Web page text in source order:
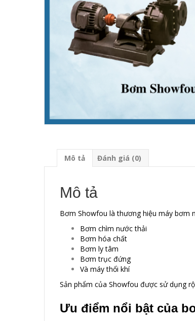
Mô tả Đánh giá (0)
Mô tả
Bơm Showfou là thương hiệu máy bơm
Bơm chìm nước thải
Bơm hóa chất
Bơm ly tâm
Bơm trục đứng
Và máy thổi khí
Sản phẩm của Showfou được sử dụng
Ưu điểm nổi bật của